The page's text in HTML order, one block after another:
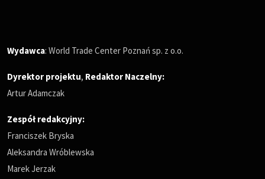
Wydawca: World Trade Center Poznań sp. z o.o.
Dyrektor projektu, Redaktor Naczelny:
Artur Adamczak
Zespół redakcyjny:
Franciszek Bryska
Aleksandra Wróblewska
Marek Jerzak